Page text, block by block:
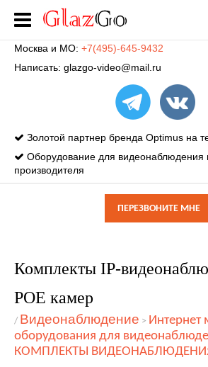
Москва и МО: +7(495)-645-9432
Написать: glazgo-video@mail.ru
Золотой партнер бренда Optimus на
Оборудование для видеонаблюдения
производителя
ПЕРЕЗВОНИТЕ МНЕ
Комплекты IP-
POE камер
/ Видеонаблюдение > Интернет
оборудования для
КОМПЛЕКТЫ